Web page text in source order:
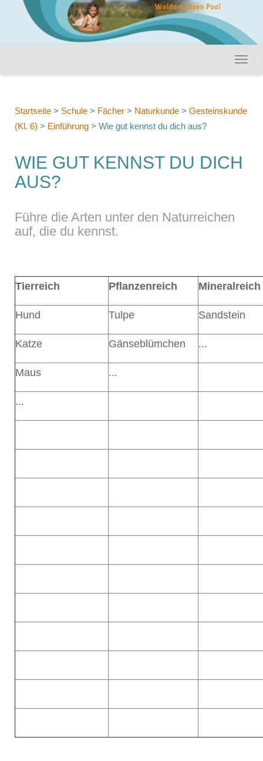
Startseite > Schule > Fächer > Naturkunde > Gesteinskunde
(Kl. 6) > Einführung > Wie gut kennst du dich aus?
WIE GUT KENNST DU DICH
AUS?
Führe die Arten unter den Naturreichen
auf, die du kennst.
Tierreich Pflanzenreich Mineralreich
Hund Tulpe Sandstein
Katze Gänseblümchen ...
Maus ...
...